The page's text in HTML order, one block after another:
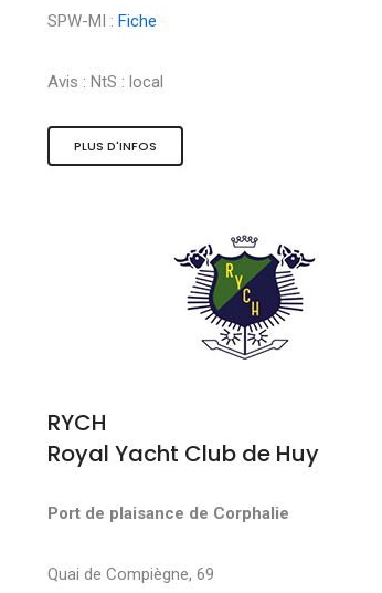
SPW-MI : Fiche
Avis : NtS : local
PLUS D'INFOS
RYCH
Royal Yacht Club de Huy
Port de plaisance de Corphalie
Quai de Compiègne, 69